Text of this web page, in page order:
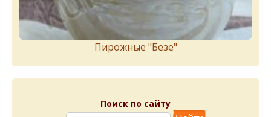
Пирожныe "Бeзe"
Поиск по сайту